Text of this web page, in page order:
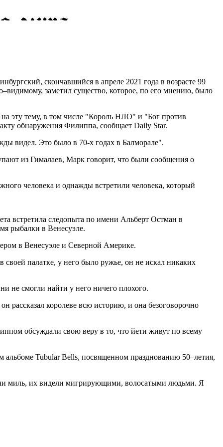
скончавшийся в апреле 2021 года в возрасте 99
заметил существо, которое, по его мнению, было
эту тему, в том числе "Король НЛО" и "Бог против
обнаружения Филиппа, сообщает Daily Star.
видел. Это было в 70-х годах в Балморале".
из Гималаев, Марк говорит, что были сообщения о
человека и однажды встретили человека, который
встретила следопыта по имени Альберт Остман в
рыбалки в Венесуэле.
в Венесуэле и Северной Америке.
палатке, у него было ружье, он не искал никаких
не смогли найти у него ничего плохого.
рассказал королеве всю историю, и она безоговорочно
обсуждали свою веру в то, что йети живут по всему
Tubular Bells, посвященном празднованию 50–летия,
миль, их видели мигрирующими, волосатыми людьми. Я